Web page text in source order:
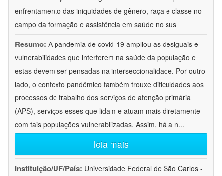
enfrentamento das iniquidades de gênero, raça e classe no
campo da formação e assistência em saúde no sus
Resumo: A pandemia de covid-19 ampliou as desiguais e
vulnerabilidades que interferem na saúde da população e
estas devem ser pensadas na interseccionalidade. Por outro
lado, o contexto pandêmico também trouxe dificuldades aos
processos de trabalho dos serviços de atenção primária
(APS), serviços esses que lidam e atuam mais diretamente
com tais populações vulnerabilizadas. Assim, há a n...
leia mais
Instituição/UF/País: Universidade Federal de São Carlos -